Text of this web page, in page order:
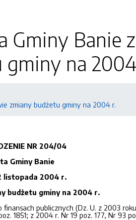
Banie
na
zmiany budżetu gminy na 2004 r.
NR 204/04
Gminy Banie
listopada 2004 r.
budżetu gminy na 2004 r.
publicznych (Dz. U. z 2003
1851; z 2004 r. Nr 19 poz. 177, Nr 93